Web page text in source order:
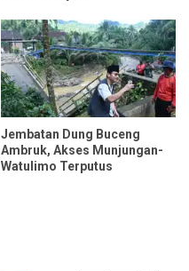
Jembatan Dung Buceng
Ambruk, Akses Munjungan-
Watulimo Terputus